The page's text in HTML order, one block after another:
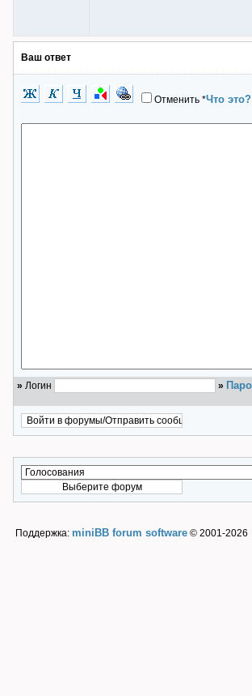
Ваш ответ
Отменить *Что это?
» Логин »
Поддержка: miniBB forum software © 2001-2026